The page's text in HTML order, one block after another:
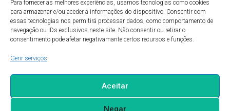
Para fornecer as melhores experiências, usamos tecnologias como cookies
para armazenar e/ou aceder a informações do dispositivo. Consentir com
essas tecnologias nos permitirá processar dados, como comportamento de
navegação ou IDs exclusivos neste site. Não consentir ou retirar o
consentimento pode afetar negativamante certos recursos e funções.
Gerir serviços
Aceitar
Negar
Luis GuedesemEcos de Camilo
Arquivo
Arquivo